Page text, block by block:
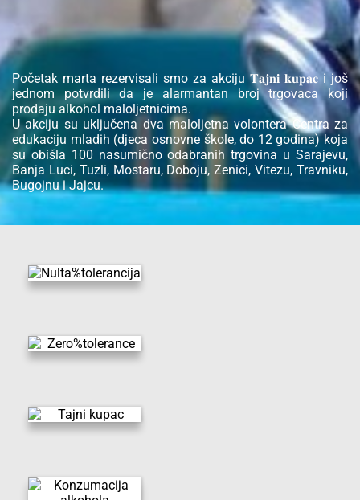
Početak marta rezervisali smo za akciju 𝐓𝐚𝐣𝐧𝐢 𝐤𝐮𝐩𝐚𝐜 i još
jednom potvrdili da je alarmantan broj trgovaca koji
prodaju alkohol maloljetnicima.
U akciju su uključena dva maloljetna volontera Centra za
edukaciju mladih (djeca osnovne škole, do 12 godina) koja
su obišla 100 nasumično odabranih trgovina u Sarajevu,
Banja Luci, Tuzli, Mostaru, Doboju, Zenici, Vitezu, Travniku,
Bugojnu i Jajcu.